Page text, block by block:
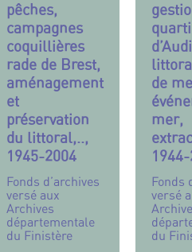
pêches,
campagnes
coquillières
rade de Brest,
aménagement
et
préservation
du littoral,..,
1945-2004
Fonds d’archives
versé aux
Archives
départementale
du Finistère
de
mer,
Fonds
versé
du